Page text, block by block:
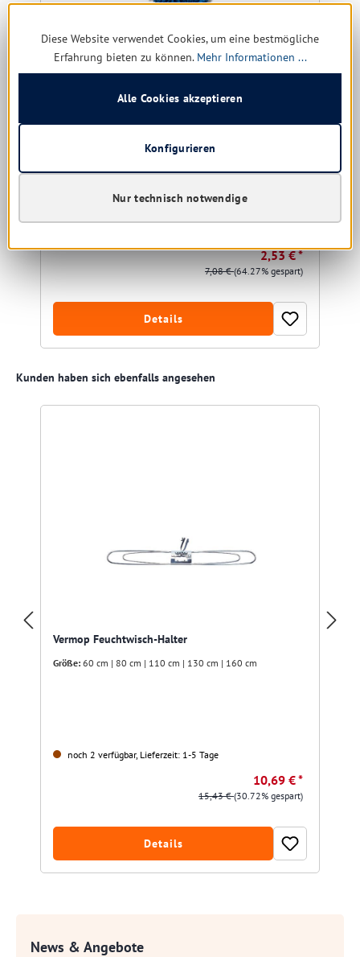
2,53 € *
7,08 €(64.27% gespart)
Details
Produktgalerie überspringen
Kunden haben sich ebenfalls angesehen
Vermop Feuchtwisch-Halter
Größe: 60 cm | 80 cm | 110 cm | 130 cm | 160 cm
noch 2 verfügbar, Lieferzeit: 1-5 Tage
10,69 € *
15,43 €(30.72% gespart)
Details
News & Angebote
Diese Website verwendet Cookies, um eine bestmögliche
Erfahrung bieten zu können. Mehr Informationen ...
Nur technisch notwendige
Konfigurieren
Alle Cookies akzeptieren